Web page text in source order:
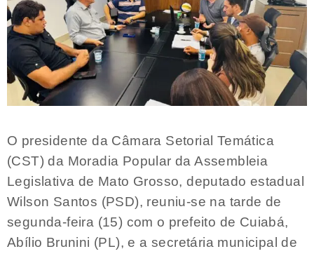
O presidente da Câmara Setorial Temática
(CST) da Moradia Popular da Assembleia
Legislativa de Mato Grosso, deputado estadual
Wilson Santos (PSD), reuniu-se na tarde de
segunda-feira (15) com o prefeito de Cuiabá,
Abílio Brunini (PL), e a secretária municipal de